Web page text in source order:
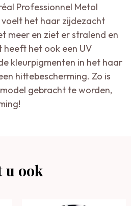
Professionnel Metol
voelt het haar zijdezacht
meer en ziet er stralend en
het ook een UV
kleurpigmenten in het haar
hittebescherming. Zo is
gebracht te worden,
u ook